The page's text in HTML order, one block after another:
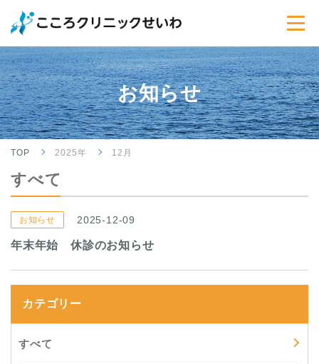
お知らせ
TOP 2025年 12月
すべて
お知らせ 2025-12-09
年末年始 休診のお知らせ
カテゴリー
すべて